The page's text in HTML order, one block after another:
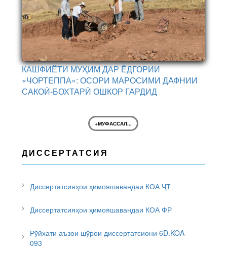
КАШФИЁТИ МУҲИМ ДАР ЁДГОРИИ
«ЧОРТЕППА»: ОСОРИ МАРОСИМИ ДАФНИИ
САКОӢ-БОХТАРӢ ОШКОР ГАРДИД
+МУФАССАЛ...
ДИССЕРТАТСИЯ
Диссертатсияҳои ҳимояшавандаи КОА ҶТ
Диссертатсияҳои ҳимояшавандаи КОА ФР
Рӯйхати аъзои шӯрои диссертатсиони 6D.KOA-
093